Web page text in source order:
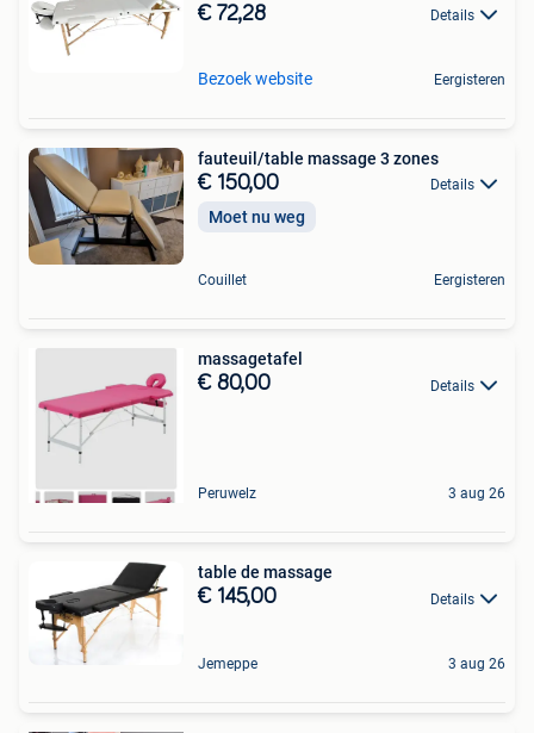
€ 72,28 Details
Bezoek website Eergisteren
fauteuil/table massage 3 zones
€ 150,00 Details
Moet nu weg
Couillet Eergisteren
massagetafel
€ 80,00 Details
Peruwelz 3 aug 26
table de massage
€ 145,00 Details
Jemeppe 3 aug 26